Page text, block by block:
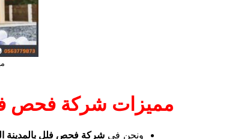
مميزات شركة فحص
ونحن في شركة فحص فلل بالمدينة